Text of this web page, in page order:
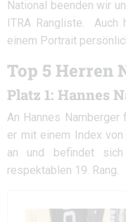
National beenden wir
ITRA Rangliste. Auch
einem Portrait
Top 5 Herren
Platz 1: Hannes
An Hannes Namberger
er mit einem Index
an und befindet
respektablen 19. Rang.